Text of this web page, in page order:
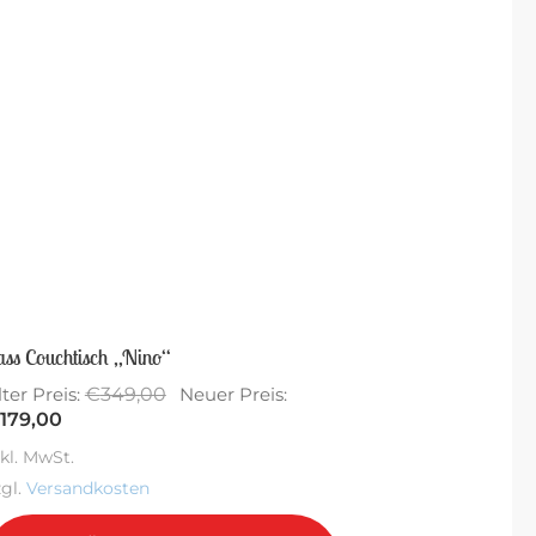
Couchtisch „Nino“
Preis: €349,00
Ursprünglicher
Neuer Preis:
179,00Aktueller
ist:
€179,00.
MwSt.
Versandkosten